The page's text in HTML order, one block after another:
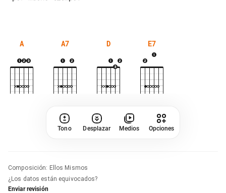
A A7 D E7
Tono Desplazar Medios Opciones
Composición: Ellos Mismos
¿Los datos están equivocados?
Enviar revisión